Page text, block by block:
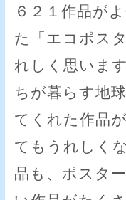
６２１作品が
た「エコポス
れしく思いま
ちが暮らす地
てくれた作品
てもうれしく
品も、ポスタ